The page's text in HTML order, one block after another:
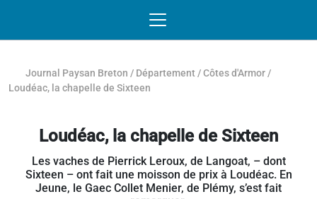
Journal Paysan Breton / Département /Côtes d'Armor /
Loudéac, la chapelle de Sixteen
Loudéac, la chapelle de Sixteen
Les vaches de Pierrick Leroux, de Langoat, – dont
Sixteen – ont fait une moisson de prix à Loudéac. En
Jeune, le Gaec Collet Menier, de Plémy, s’est fait